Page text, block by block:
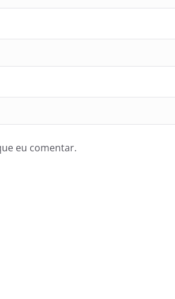
eu comentar.